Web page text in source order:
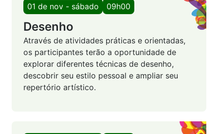
01 de nov - sábado 09h00
Desenho
Através de atividades práticas e orientadas,
os participantes terão a oportunidade de
explorar diferentes técnicas de desenho,
descobrir seu estilo pessoal e ampliar seu
repertório artístico.